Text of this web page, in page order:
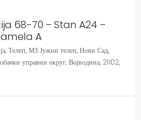
68-70 – Stan A24 –
A
Телеп, МЗ Јужни телеп, Нови Сад,
управни округ, Војводина, 21102,